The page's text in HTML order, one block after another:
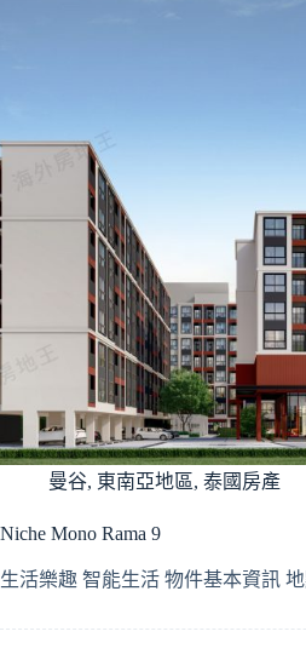
曼谷, 東南亞地區, 泰國房產
Niche Mono Rama 9
生活樂趣 智能生活 物件基本資訊